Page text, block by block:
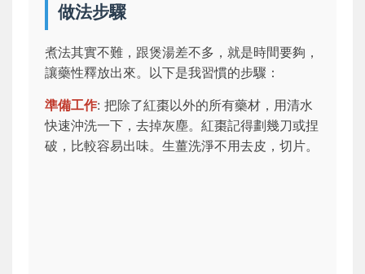
做法步驟
煮法其實不難，跟煲湯差不多，就是時間要夠，
讓藥性釋放出來。以下是我習慣的步驟：
準備工作: 把除了紅棗以外的所有藥材，用清水
快速沖洗一下，去掉灰塵。紅棗記得劃幾刀或捏
破，比較容易出味。生薑洗淨不用去皮，切片。